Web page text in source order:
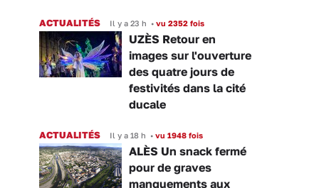
ACTUALITÉS Il y a 23 h • vu 2352 fois
UZÈS Retour en
images sur l'ouverture
des quatre jours de
festivités dans la cité
ducale
ACTUALITÉS Il y a 18 h • vu 1948 fois
ALÈS Un snack fermé
pour de graves
manquements aux